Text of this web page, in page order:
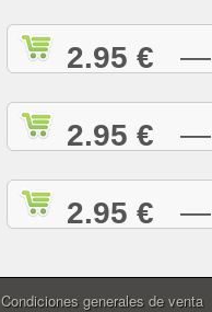
2.95 € —
2.95 € —
2.95 € —
Condiciones generales de venta